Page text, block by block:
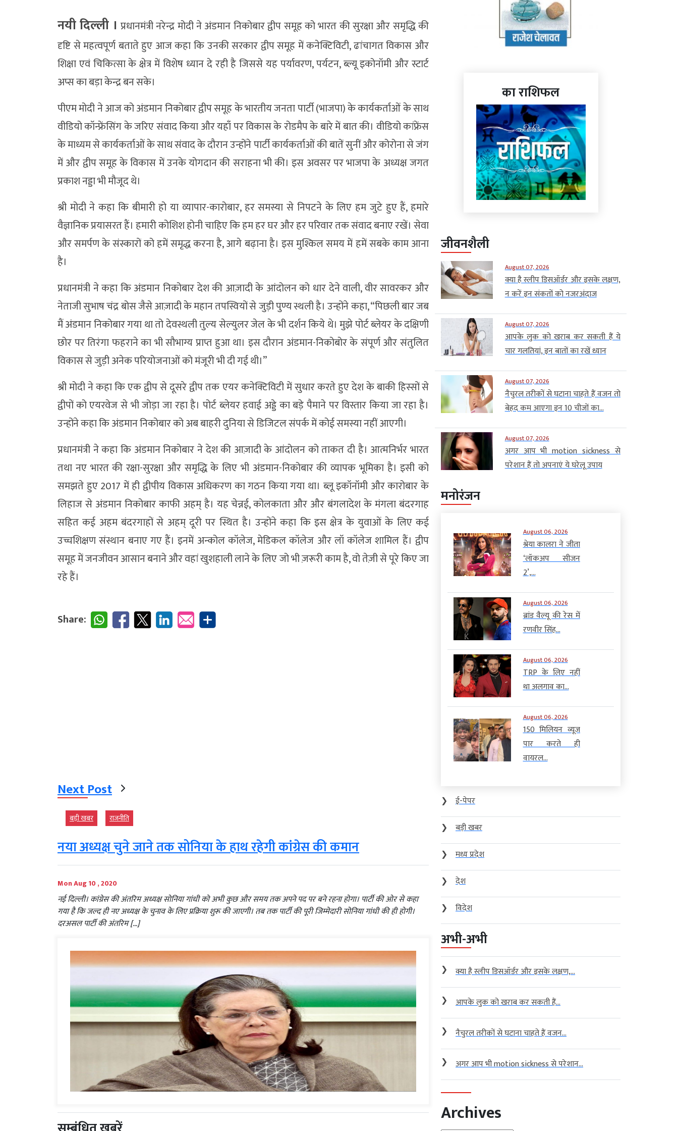
नयी दिल्ली । प्रधानमंत्री नरेन्द्र मोदी ने अंडमान निकोबार द्वीप समूह को भारत की सुरक्षा और समृद्धि की
दृष्टि से महत्वपूर्ण बताते हुए आज कहा कि उनकी सरकार द्वीप समूह में कनेक्टिविटी, ढांचागत विकास और
शिक्षा एवं चिकित्सा के क्षेत्र में विशेष ध्यान दे रही है जिससे यह पर्यावरण, पर्यटन, ब्ल्यू इकोनॉमी और स्टार्ट
अप्स का बड़ा केन्द्र बन सके।
पीएम मोदी ने आज को अंडमान निकोबार द्वीप समूह के भारतीय जनता पार्टी (भाजपा) के कार्यकर्ताओं के साथ
वीडियो कॉन्फ्रेंसिंग के जरिए संवाद किया और यहाँ पर विकास के रोडमैप के बारे में बात की। वीडियो कांफ्रेंस
के माध्यम से कार्यकर्ताओं के साथ संवाद के दौरान उन्होंने पार्टी कार्यकर्ताओं की बातें सुनीं और कोरोना से जंग
में और द्वीप समूह के विकास में उनके योगदान की सराहना भी की। इस अवसर पर भाजपा के अध्यक्ष जगत
प्रकाश नड्डा भी मौजूद थे।
श्री मोदी ने कहा कि बीमारी हो या व्यापार-कारोबार, हर समस्या से निपटने के लिए हम जुटे हुए हैं, हमारे
वैज्ञानिक प्रयासरत हैं। हमारी कोशिश होनी चाहिए कि हम हर घर और हर परिवार तक संवाद बनाए रखें। सेवा
और समर्पण के संस्कारों को हमें समृद्ध करना है, आगे बढ़ाना है। इस मुश्किल समय में हमें सबके काम आना
है।
प्रधानमंत्री ने कहा कि अंडमान निकोबार देश की आज़ादी के आंदोलन को धार देने वाली, वीर सावरकर और
नेताजी सुभाष चंद्र बोस जैसे आज़ादी के महान तपस्वियों से जुड़ी पुण्य स्थली है। उन्होंने कहा, “पिछली बार जब
मैं अंडमान निकोबार गया था तो देवस्थली तुल्य सेल्युलर जेल के भी दर्शन किये थे। मुझे पोर्ट ब्लेयर के दक्षिणी
छोर पर तिरंगा फहराने का भी सौभाग्य प्राप्त हुआ था। इस दौरान अंडमान-निकोबोर के संपूर्ण और संतुलित
विकास से जुड़ी अनेक परियोजनाओं को मंजूरी भी दी गई थी।”
श्री मोदी ने कहा कि एक द्वीप से दूसरे द्वीप तक एयर कनेक्टिविटी में सुधार करते हुए देश के बाकी हिस्सों से
द्वीपों को एयरवेज से भी जोड़ा जा रहा है। पोर्ट ब्लेयर हवाई अड्डे का बड़े पैमाने पर विस्तार किया जा रहा है।
उन्होंने कहा कि अंडमान निकोबार को अब बाहरी दुनिया से डिजिटल संपर्क में कोई समस्या नहीं आएगी।
प्रधानमंत्री ने कहा कि अंडमान निकोबार ने देश की आज़ादी के आंदोलन को ताकत दी है। आत्मनिर्भर भारत
तथा नए भारत की रक्षा-सुरक्षा और समृद्धि के लिए भी अंडमान-निकोबार की व्यापक भूमिका है। इसी को
समझते हुए 2017 में ही द्वीपीय विकास अधिकरण का गठन किया गया था। ब्लू इकॉनॉमी और कारोबार के
लिहाज से अंडमान निकोबार काफी अहम् है। यह चेन्नई, कोलकाता और और बंगलादेश के मंगला बंदरगाह
सहित कई अहम बंदरगाहों से अहम् दूरी पर स्थित है। उन्होंने कहा कि इस क्षेत्र के युवाओं के लिए कई
उच्चशिक्षण संस्थान बनाए गए हैं। इनमें अन्कोल कॉलेज, मेडिकल कॉलेज और लॉ कॉलेज शामिल हैं। द्वीप
समूह में जनजीवन आसान बनाने और वहां खुशहाली लाने के लिए जो भी ज़रूरी काम है, वो तेज़ी से पूरे किए जा
रहे हैं।
Share:
Next Post
बड़ी खबर राजनीति
नया अध्यक्ष चुने जाने तक सोनिया के हाथ रहेगी कांग्रेस की कमान
Mon Aug 10 , 2020
नई दिल्ली। कांग्रेस की अंतरिम अध्यक्ष सोनिया गांधी को अभी कुछ और समय तक अपने पद पर बने रहना होगा। पार्टी की ओर से कहा
गया है कि जल्द ही नए अध्यक्ष के चुनाव के लिए प्रक्रिया शुरू की जाएगी। तब तक पार्टी की पूरी जिम्मेदारी सोनिया गांधी की ही होगी।
दरअसल पार्टी की अंतरिम […]
का राशिफल
जीवनशैली
August 07, 2026
क्या है स्लीप डिसऑर्डर और इसके लक्षण,
न करें इन संकतों को नजरअंदाज
August 07, 2026
आपके लुक को खराब कर सकती हैं ये
चार गलतियां, इन बातों का रखें ध्यान
August 07, 2026
नैचुरल तरीकों से घटाना चाहते हैं वजन तो
बेहद कम आएगा इन 10 चीजों का...
August 07, 2026
अगर आप भी motion sickness से
परेशान हैं तो अपनाएं ये घरेलू उपाय
मनोरंजन
August 06, 2026
श्रेया कालरा ने जीता
‘लॉकअप सीजन
2’,...
August 06, 2026
ब्रांड वैल्यू की रेस में
रणवीर सिंह...
August 06, 2026
TRP के लिए नहीं
था अलगाव का...
August 06, 2026
150 मिलियन व्यूज
पार करते ही
वायरल...
❯
ई-पेपर
❯
बड़ी खबर
❯
मध्य प्रदेश
❯
देश
❯
विदेश
अभी-अभी
❯ क्या है स्लीप डिसऑर्डर और इसके लक्षण,...
❯ आपके लुक को खराब कर सकती हैं...
❯ नैचुरल तरीकों से घटाना चाहते हैं वजन...
❯ अगर आप भी motion sickness से परेशान...
Archives